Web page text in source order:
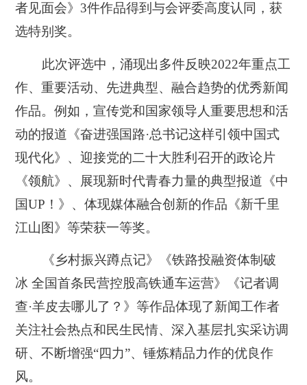
者见面会》3件作品得到与会评委高度认同，获
选特别奖。
此次评选中，涌现出多件反映2022年重点工
作、重要活动、先进典型、融合趋势的优秀新闻
作品。例如，宣传党和国家领导人重要思想和活
动的报道《奋进强国路·总书记这样引领中国式
现代化》、迎接党的二十大胜利召开的政论片
《领航》、展现新时代青春力量的典型报道《中
国UP！》、体现媒体融合创新的作品《新千里
江山图》等荣获一等奖。
《乡村振兴蹲点记》《铁路投融资体制破
冰 全国首条民营控股高铁通车运营》《记者调
查·羊皮去哪儿了？》等作品体现了新闻工作者
关注社会热点和民生民情、深入基层扎实采访调
研、不断增强“四力”、锤炼精品力作的优良作
风。